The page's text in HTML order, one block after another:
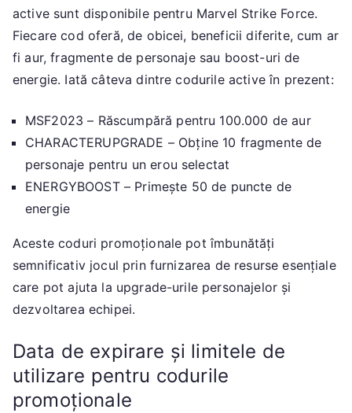
active sunt disponibile pentru Marvel Strike Force.
Fiecare cod oferă, de obicei, beneficii diferite, cum ar
fi aur, fragmente de personaje sau boost-uri de
energie. Iată câteva dintre codurile active în prezent:
MSF2023 – Răscumpără pentru 100.000 de aur
CHARACTERUPGRADE – Obține 10 fragmente de
personaje pentru un erou selectat
ENERGYBOOST – Primește 50 de puncte de
energie
Aceste coduri promoționale pot îmbunătăți
semnificativ jocul prin furnizarea de resurse esențiale
care pot ajuta la upgrade-urile personajelor și
dezvoltarea echipei.
Data de expirare și limitele de
utilizare pentru codurile
promoționale